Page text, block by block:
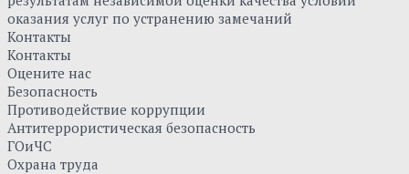
оказания услуг по устранению замечаний
Контакты
Контакты
Оцените нас
Безопасность
Противодействие коррупции
Антитеррористическая безопасность
ГОиЧС
Охрана труда